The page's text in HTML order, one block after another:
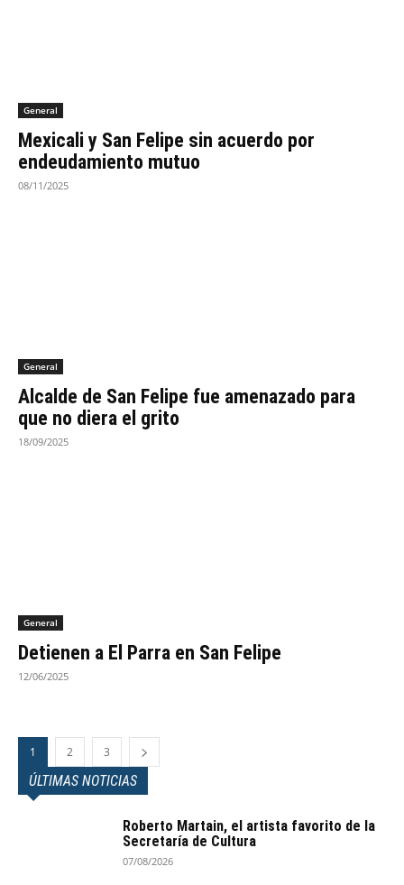
General
Mexicali y San Felipe sin acuerdo por
endeudamiento mutuo
08/11/2025
General
Alcalde de San Felipe fue amenazado para
que no diera el grito
18/09/2025
General
Detienen a El Parra en San Felipe
12/06/2025
1 2 3
ÚLTIMAS NOTICIAS
Roberto Martain, el artista favorito de la
Secretaría de Cultura
07/08/2026